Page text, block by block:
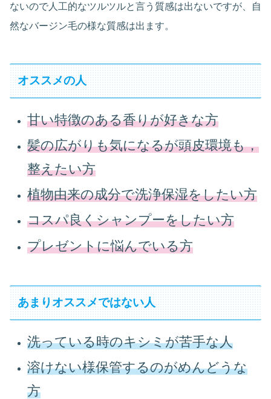
ないので人工的なツルツルと言う質感は出ないですが、自
然なバージン毛の様な質感は出ます。
オススメの人
甘い特徴のある香りが好きな方
髪の広がりも気になるが頭皮環境も，
整えたい方
植物由来の成分で洗浄保湿をしたい方
コスパ良くシャンプーをしたい方
プレゼントに悩んでいる方
あまりオススメではない人
洗っている時のキシミが苦手な人
溶けない様保管するのがめんどうな
方